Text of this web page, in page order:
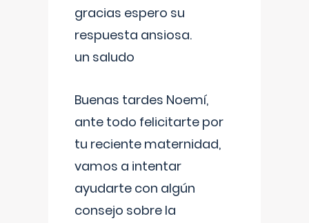
gracias espero su
respuesta ansiosa.
un saludo
Buenas tardes Noemí,
ante todo felicitarte por
tu reciente maternidad,
vamos a intentar
ayudarte con algún
consejo sobre la